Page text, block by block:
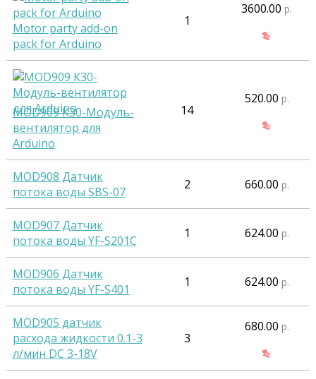
Motor party add-on
pack for Arduino
1
3600.00 р.
MOD909 K30-Модуль-
вентилятор для
Arduino
14
520.00 р.
MOD908 Датчик
потока воды SBS-07
2 660.00 р.
MOD907 Датчик
потока воды YF-S201C
1 624.00 р.
MOD906 Датчик
потока воды YF-S401
1 624.00 р.
MOD905 датчик
расхода жидкости 0.1-3
л/мин DC 3-18V
3
680.00 р.